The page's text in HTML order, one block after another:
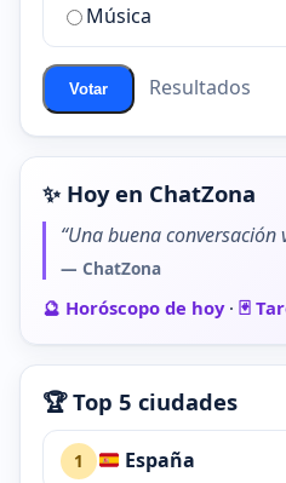
ChatZona?
Música
Votar Resultados
✨ Hoy en ChatZona
“Una buena
— ChatZona
🔮 Horóscopo de hoy· 🃏
🏆 Top 5 ciudades
1 España